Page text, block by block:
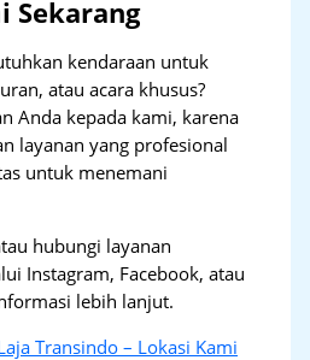
Sekarang
kendaraan untuk
atau acara khusus?
Anda kepada kami, karena
layanan yang profesional
untuk menemani
hubungi layanan
Instagram, Facebook, atau
lebih lanjut.
Transindo – Lokasi Kami